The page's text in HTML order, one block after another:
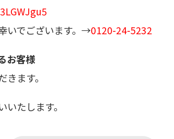
いでございます。→0120-24-5232
お客様
ます。
たします。